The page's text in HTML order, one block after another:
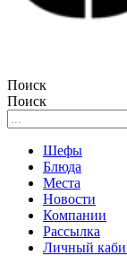
Поиск
Поиск
Шефы
Блюда
Места
Новости
Компании
Рассылка
Личный